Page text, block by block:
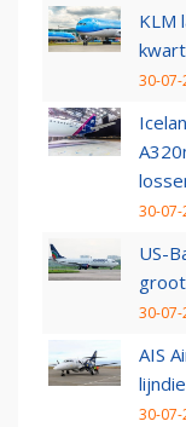
KLM
30-07-
30-07-
US-
30-07-
AIS
30-07-